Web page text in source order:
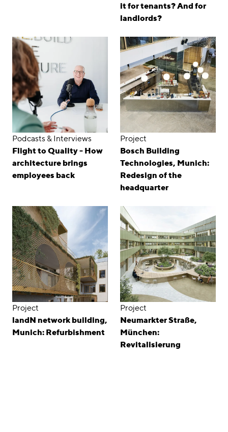
it for tenants? And for
landlords?
Podcasts & Interviews
Flight to Quality - How
architecture brings
employees back
Project
Bosch Building
Technologies, Munich:
Redesign of the
headquarter
Project
landN network building,
Munich: Refurbishment
Project
Neumarkter Straße,
München:
Revitalisierung